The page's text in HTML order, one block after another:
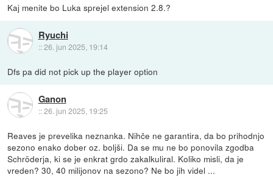
Kaj menite bo Luka sprejel extension 2.8.?
Ryuchi
::26. jun 2025, 19:14
Dfs pa did not pick up the player option
Ganon
::26. jun 2025, 19:25
Reaves je prevelika neznanka. Nihče ne garantira, da bo prihodnjo
sezono enako dober oz. boljši. Da se mu ne bo ponovila zgodba
Schröderja, ki se je enkrat grdo zakalkuliral. Koliko misli, da je
vreden? 30, 40 milijonov na sezono? Ne bo jih videl ...